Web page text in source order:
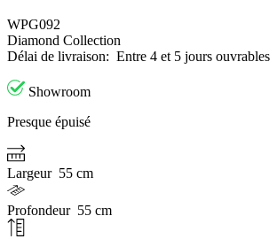
WPG092
Diamond Collection
Délai de livraison: Entre 4 et 5 jours ouvrables
Showroom
Presque épuisé
Largeur 55 cm
Profondeur 55 cm